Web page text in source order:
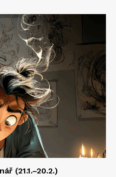
(21.1.–20.2.)